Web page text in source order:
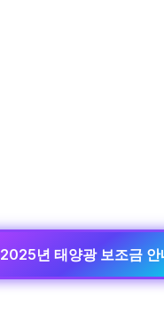
2025년 태양광 보조금 안